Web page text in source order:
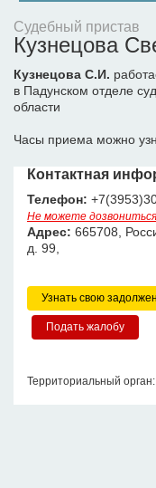
Судебный пристав
Кузнецова
Кузнецова С.И.
в Падунском отделе
области
Часы приема можно
Контактная
Телефон:
Не можете
Адрес: 665708,
д. 99,
Узнать свою
Территориальный орган: